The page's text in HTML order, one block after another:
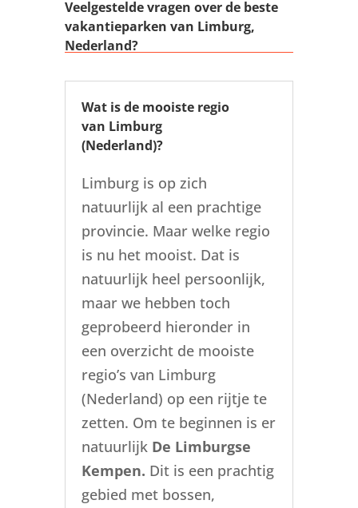
Veelgestelde vragen over de beste
vakantieparken van Limburg,
Nederland?
Wat is de mooiste regio
van Limburg
(Nederland)?
Limburg is op zich
natuurlijk al een prachtige
provincie. Maar welke regio
is nu het mooist. Dat is
natuurlijk heel persoonlijk,
maar we hebben toch
geprobeerd hieronder in
een overzicht de mooiste
regio’s van Limburg
(Nederland) op een rijtje te
zetten. Om te beginnen is er
natuurlijk De Limburgse
Kempen. Dit is een prachtig
gebied met bossen,